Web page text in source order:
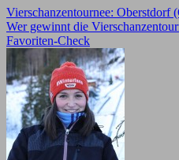
Beitragsnavigation
Vierschanzentournee: Oberstdorf
Wer gewinnt die
Favoriten-Check